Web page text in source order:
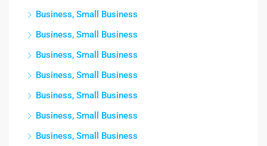
Business, Small Business
Business, Small Business
Business, Small Business
Business, Small Business
Business, Small Business
Business, Small Business
Business, Small Business